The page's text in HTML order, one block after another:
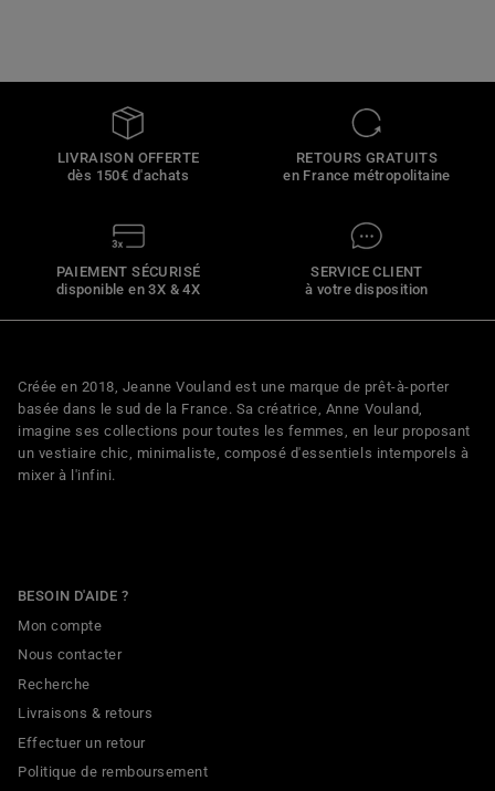
LIVRAISON OFFERTE
dès 150€ d'achats
RETOURS GRATUITS
en France métropolitaine
PAIEMENT SÉCURISÉ
disponible en 3X & 4X
SERVICE CLIENT
à votre disposition
Créée en 2018, Jeanne Vouland est une marque de prêt-à-porter
basée dans le sud de la France. Sa créatrice, Anne Vouland,
imagine ses collections pour toutes les femmes, en leur proposant
un vestiaire chic, minimaliste, composé d'essentiels intemporels à
mixer à l'infini.
BESOIN D'AIDE ?
Mon compte
Nous contacter
Recherche
Livraisons & retours
Effectuer un retour
Politique de remboursement